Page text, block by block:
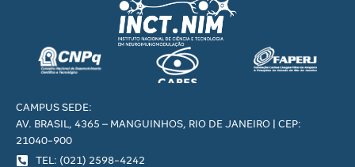
CAMPUS SEDE:
AV. BRASIL, 4365 – MANGUINHOS, RIO DE JANEIRO | CEP:
21040-900
TEL: (021) 2598-4242